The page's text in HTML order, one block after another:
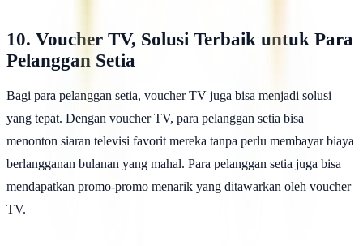
10. Voucher TV, Solusi Terbaik untuk Para
Pelanggan Setia
Bagi para pelanggan setia, voucher TV juga bisa menjadi solusi
yang tepat. Dengan voucher TV, para pelanggan setia bisa
menonton siaran televisi favorit mereka tanpa perlu membayar biaya
berlangganan bulanan yang mahal. Para pelanggan setia juga bisa
mendapatkan promo-promo menarik yang ditawarkan oleh voucher
TV.